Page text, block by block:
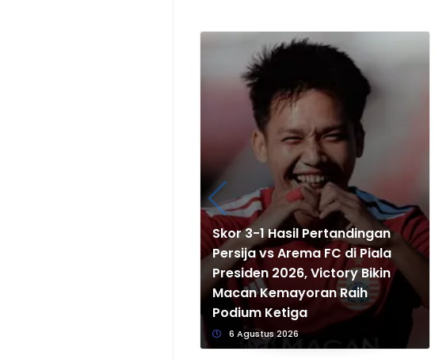
Skor 3-1 Hasil Pertandingan
Persija vs Arema FC di Piala
Presiden 2026, Victory Bikin
Macan Kemayoran Raih
Podium Ketiga
6 Agustus 2026